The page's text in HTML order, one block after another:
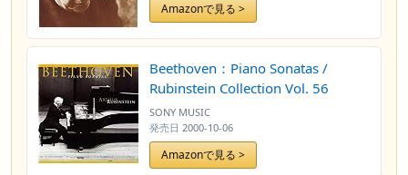
Amazonで見る >
Beethoven：Piano Sonatas /
Rubinstein Collection Vol. 56
SONY MUSIC
発売日 2000-10-06
Amazonで見る >